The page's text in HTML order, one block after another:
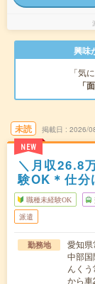
興味
「気
「
未読
NEW
掲載日 2026/
＼月収26.8
験OK＊仕分
職種未経験OK
派遣
勤務地
愛知
中部
んく
から